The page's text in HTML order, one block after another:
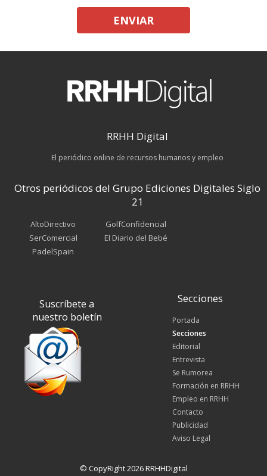
ENVIAR
RRHH Digital
El periódico online de recursos humanos y empleo
Otros periódicos del Grupo Ediciones Digitales Siglo
21
AltoDirectivo
SerComercial
PadelSpain
GolfConfidencial
El Diario del Bebé
Suscríbete a
nuestro boletín
Secciones
Portada
Secciones
Editorial
Entrevista
Se Rumorea
Formación en RRHH
Empleo en RRHH
Contacto
Publicidad
Aviso Legal
© CopyRight 2026 RRHHDigital